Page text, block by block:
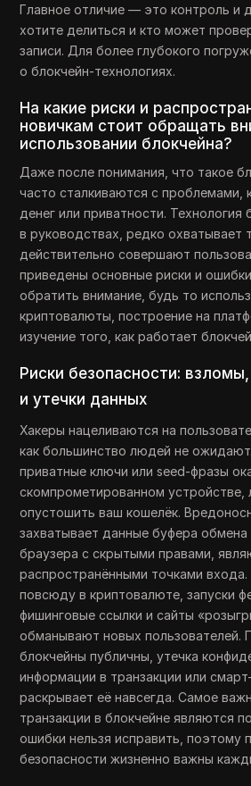
Главное отличие — это контроль и
хотите делиться и кто может
записи. Для более глубокого
о блокчейн-технологиях.
На какие риски и
новичкам стоит обращать
использовании блокчейна?
Даже после понимания, что такое
часто сталкиваются с проблемами,
денег или приватности. Технология
в руководствах, редко охватывает
действительно совершают
приведены основные риски и
обратить внимание, будь то
криптовалюты, построение на
изучение того, как работает
Риски безопасности:
и утечки данных
Хакеры нацеливаются на
как большинство людей не
приватные ключи или seed-фразы
скомпрометированном
опустошить ваш кошелёк.
захватывает данные буфера
браузера с скрытыми правами,
распространёнными точками
повсюду в криптовалюте, запуски
фишинговые ссылки и сайты
обманывают новых пользователей.
блокчейны публичны, утечка
информации в транзакции или
раскрывает её навсегда. Самое
транзакции в блокчейне являются
ошибки нельзя исправить, поэтому
безопасности жизненно важны